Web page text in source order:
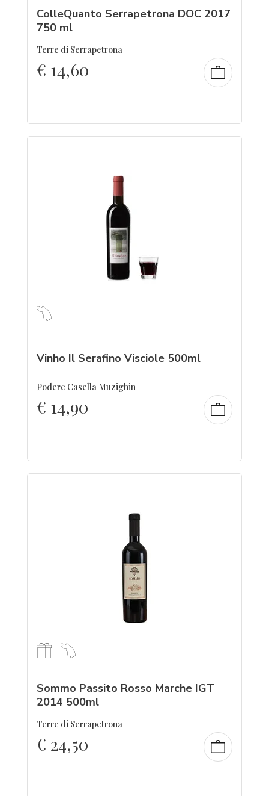
ColleQuanto Serrapetrona DOC 2017
750 ml
Terre di Serrapetrona
€ 14,60
Vinho Il Serafino Visciole 500ml
Podere Casella Muzighin
€ 14,90
Sommo Passito Rosso Marche IGT
2014 500ml
Terre di Serrapetrona
€ 24,50